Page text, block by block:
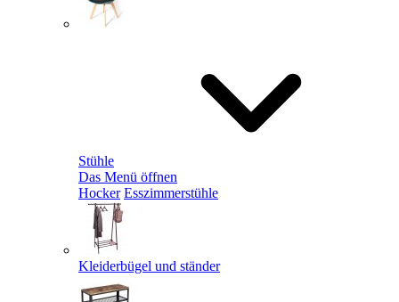
Stühle
Das Menü öffnen
Hocker Esszimmerstühle
Kleiderbügel und ständer